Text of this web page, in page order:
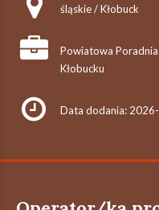
śląskie / Kłobuck
Powiatowa
Kłobucku
Data dodania: